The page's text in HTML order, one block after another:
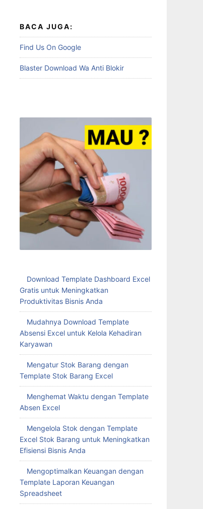
BACA JUGA:
Find Us On Google
Blaster Download Wa Anti Blokir
Download Template Dashboard Excel
Gratis untuk Meningkatkan
Produktivitas Bisnis Anda
Mudahnya Download Template
Absensi Excel untuk Kelola Kehadiran
Karyawan
Mengatur Stok Barang dengan
Template Stok Barang Excel
Menghemat Waktu dengan Template
Absen Excel
Mengelola Stok dengan Template
Excel Stok Barang untuk Meningkatkan
Efisiensi Bisnis Anda
Mengoptimalkan Keuangan dengan
Template Laporan Keuangan
Spreadsheet